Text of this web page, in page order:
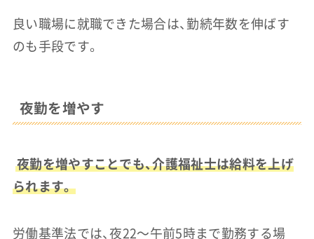
良い職場に就職できた場合は、勤続年数を伸ばす
のも手段です。
夜勤を増やす
夜勤を増やすことでも、介護福祉士は給料を上げ
られます。
労働基準法では、夜22〜午前5時まで勤務する場